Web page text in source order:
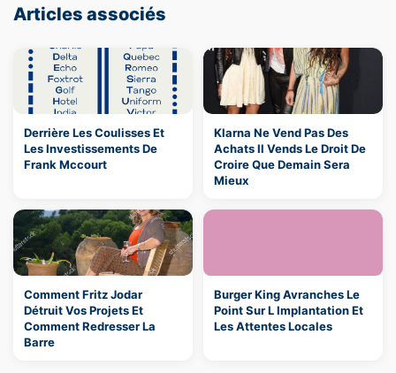
Articles associés
Derrière Les Coulisses Et
Les Investissements De
Frank Mccourt
Klarna Ne Vend Pas Des
Achats Il Vends Le Droit De
Croire Que Demain Sera
Mieux
Comment Fritz Jodar
Détruit Vos Projets Et
Comment Redresser La
Barre
Burger King Avranches Le
Point Sur L Implantation Et
Les Attentes Locales